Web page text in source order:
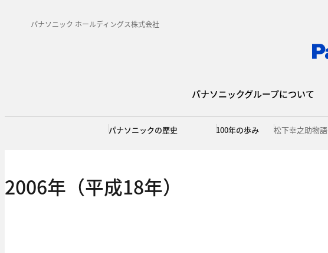
パナソニック ホールディングス株式会社
パナソニックグループについて
パナソニックの歴史 100年の歩み 松下幸之助物語
2006年（平成18年）